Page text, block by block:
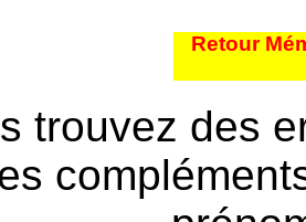
Retour
trouvez des